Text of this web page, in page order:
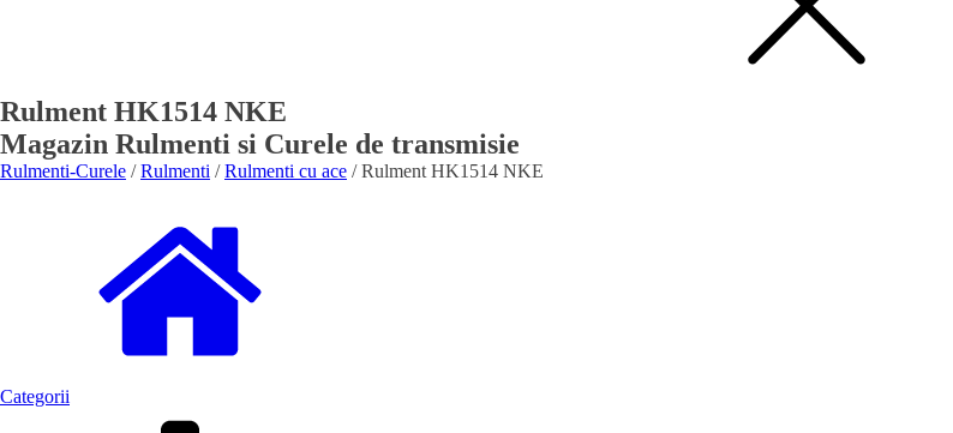
Rulment HK1514 NKE
Magazin Rulmenti si Curele de transmisie
Rulmenti-Curele /Rulmenti /Rulmenti cu ace / Rulment HK1514 NKE
Categorii